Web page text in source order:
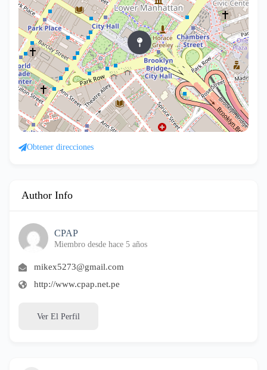
Obtener direcciones
Author Info
CPAP
Miembro desde hace 5 años
mikex5273@gmail.com
http://www.cpap.net.pe
Ver El Perfil